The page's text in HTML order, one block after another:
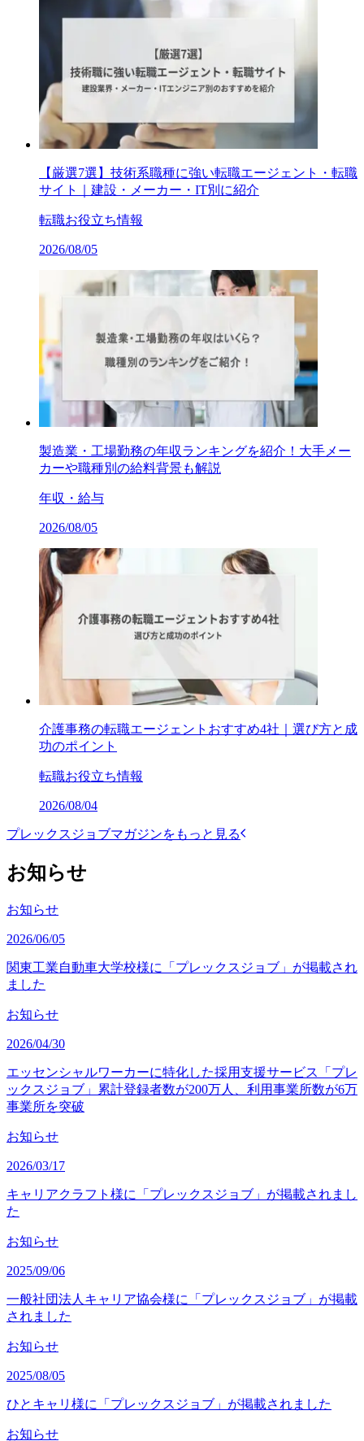
【厳選7選】技術系職種に強い転職エージェント・転職
サイト｜建設・メーカー・IT別に紹介
転職お役立ち情報
2026/08/05
製造業・工場勤務の年収ランキングを紹介！大手メー
カーや職種別の給料背景も解説
年収・給与
2026/08/05
介護事務の転職エージェントおすすめ4社｜選び方と成
功のポイント
転職お役立ち情報
2026/08/04
プレックスジョブマガジンをもっと見る
お知らせ
お知らせ
2026/06/05
関東工業自動車大学校様に「プレックスジョブ」が掲載され
ました
お知らせ
2026/04/30
エッセンシャルワーカーに特化した採用支援サービス「プレ
ックスジョブ」累計登録者数が200万人、利用事業所数が6万
事業所を突破
お知らせ
2026/03/17
キャリアクラフト様に「プレックスジョブ」が掲載されまし
た
お知らせ
2025/09/06
一般社団法人キャリア協会様に「プレックスジョブ」が掲載
されました
お知らせ
2025/08/05
ひとキャリ様に「プレックスジョブ」が掲載されました
お知らせ